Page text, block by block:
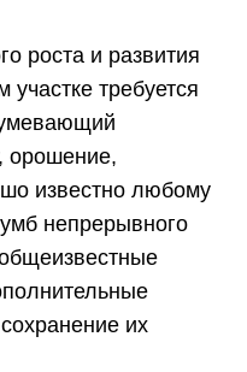
роста и развития
требуется
орошение,
известно любому
непрерывного
их